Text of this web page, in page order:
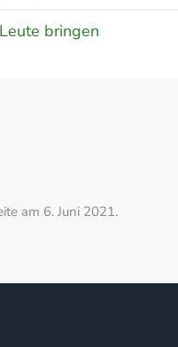
bringen
am 6. Juni 2021.